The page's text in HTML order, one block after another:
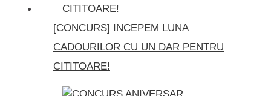
[CONCURS] INCEPEM LUNA
CADOURILOR CU UN DAR PENTRU
CITITOARE!